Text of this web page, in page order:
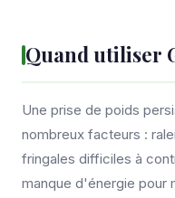
Quand utiliser
Une prise de poids
nombreux facteurs :
fringales difficiles à
manque d'énergie pour